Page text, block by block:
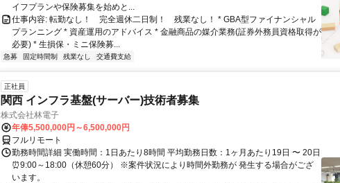
イフプランや保険募集を始めと...
仕事内容: 転勤なし！ 完全週休二日制！ 残業なし！ * GBA型ファイナンシャル
プランニング * 資産運用のアドバイス * 金融商品の媒介業務(証券外務員資格取得が
必要) * 生損保・ミニ保険募...
急募 固定時間制 残業なし 交通費支給
正社員
関西 インフラ基盤(サーバー)技術者募集
株式会社林電子
年俸5,500,000円～6,500,000円
フルリモート
勤務時間詳細 実働時間：1日あたり8時間 平均勤務日数：1ヶ月あたり19日 〜 20日
⏰9:00～18:00（休憩60分） ※案件状況により時間外勤務が 発生する場合がござ
います。